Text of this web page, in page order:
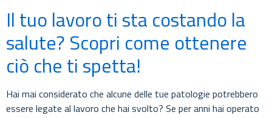
Il tuo lavoro ti sta costando la
salute? Scopri come ottenere
ciò che ti spetta!
Hai mai considerato che alcune delle tue patologie potrebbero
essere legate al lavoro che hai svolto? Se per anni hai operato